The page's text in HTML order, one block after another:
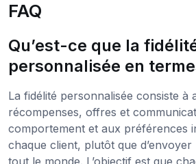
FAQ
Qu’est-ce que la
personnalisée en
La fidélité personnalisée consiste à
récompenses, offres et
comportement et aux préférences
chaque client, plutôt que